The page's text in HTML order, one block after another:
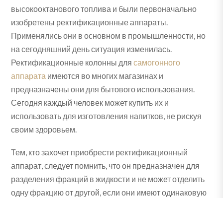
высокооктанового топлива и были первоначально
изобретены ректификационные аппараты.
Применялись они в основном в промышленности, но
на сегодняшний день ситуация изменилась.
Ректификационные колонны длясамогонного
аппарата имеются во многих магазинах и
предназначены они для бытового использования.
Сегодня каждый человек может купить их и
использовать для изготовления напитков, не рискуя
своим здоровьем.
Тем, кто захочет приобрести ректификационный
аппарат, следует помнить, что он предназначен для
разделения фракций в жидкости и не может отделить
одну фракцию от другой, если они имеют одинаковую